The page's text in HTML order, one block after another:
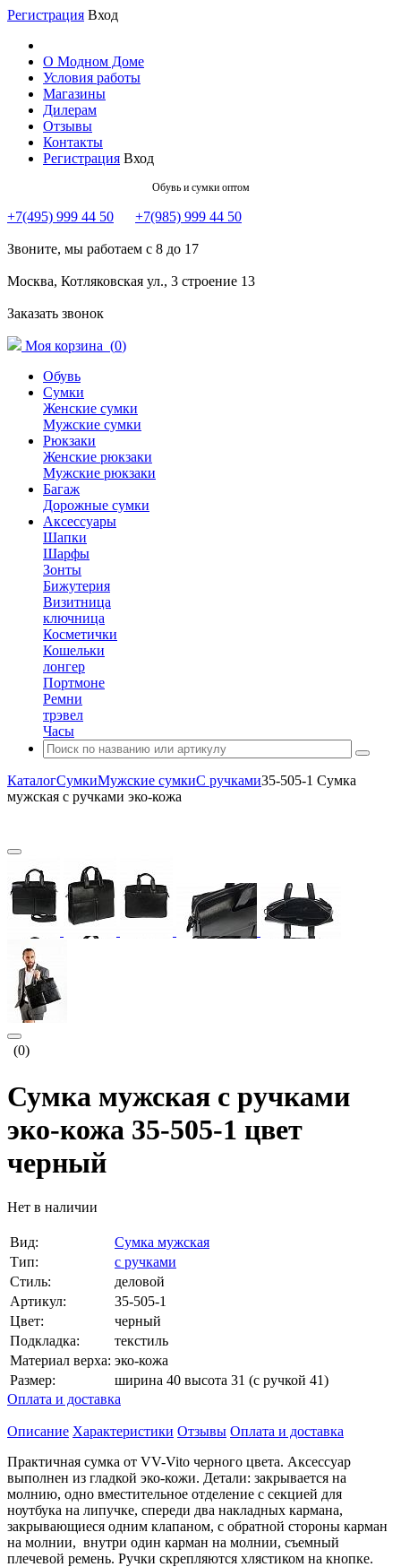
Регистрация Вход
О Модном Доме
Условия работы
Магазины
Дилерам
Отзывы
Контакты
Регистрация Вход
Обувь и сумки оптом
+7(495) 999 44 50 +7(985) 999 44 50
Звоните, мы работаем с 8 до 17
Москва, Котляковская ул., 3 строение 13
Заказать звонок
Моя корзина (0)
Обувь
Сумки
Женские сумки
Мужские сумки
Рюкзаки
Женские рюкзаки
Мужские рюкзаки
Багаж
Дорожные сумки
Аксессуары
Шапки
Шарфы
Зонты
Бижутерия
Визитница
ключница
Косметички
Кошельки
лонгер
Портмоне
Ремни
трэвел
Часы
КаталогСумкиМужские сумкиС ручками35-505-1 Сумка
мужская с ручками эко-кожа
(0)
Сумка мужская с ручками
эко-кожа 35-505-1 цвет
черный
Нет в наличии
Вид:
Сумка мужская
Тип:
с ручками
Стиль:
деловой
Артикул:
35-505-1
Цвет:
черный
Подкладка:
текстиль
Материал верха: эко-кожа
Размер:
ширина 40 высота 31 (с ручкой 41)
Оплата и доставка
Описание Характеристики Отзывы Оплата и доставка
Практичная сумка от VV-Vito черного цвета. Аксессуар
выполнен из гладкой эко-кожи. Детали: закрывается на
молнию, одно вместительное отделение с секцией для
ноутбука на липучке, спереди два накладных кармана,
закрывающиеся одним клапаном, с обратной стороны карман
на молнии, внутри один карман на молнии, съемный
плечевой ремень. Ручки скрепляются хлястиком на кнопке.